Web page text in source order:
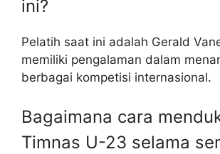
ini?
Pelatih saat ini adalah Gerald
memiliki pengalaman dalam
berbagai kompetisi internasional.
Bagaimana cara
Timnas U-23 selama